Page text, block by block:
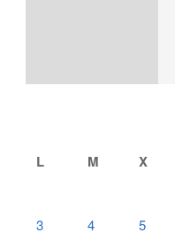
L M X
3
4 5